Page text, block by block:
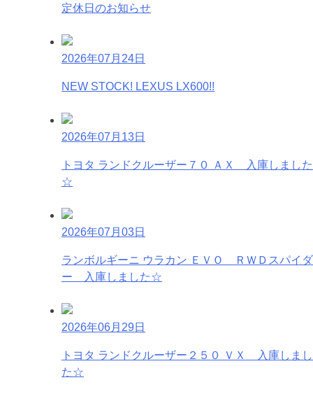
定休日のお知らせ
2026年07月24日
NEW STOCK! LEXUS LX600!!
2026年07月13日
トヨタ ランドクルーザー７０ ＡＸ 入庫しました
☆
2026年07月03日
ランボルギーニ ウラカン ＥＶＯ ＲＷＤスパイダ
ー 入庫しました☆
2026年06月29日
トヨタ ランドクルーザー２５０ ＶＸ 入庫しまし
た☆